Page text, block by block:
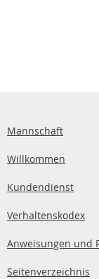
Mannschaft
Willkommen
Kundendienst
Verhaltenskodex
Anweisungen und
Seitenverzeichnis